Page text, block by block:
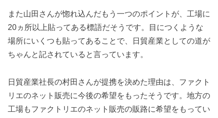
また山田さんが惚れ込んだもう一つのポイントが、工場に
20ヵ所以上貼ってある標語だそうです。目につくような
場所にいくつも貼ってあることで、日貿産業としての道が
ちゃんと記されていると言っています。
日貿産業社長の村田さんが提携を決めた理由は、ファクト
リエのネット販売に今後の希望をもったそうです。地方の
工場もファクトリエのネット販売の販路に希望をもってい